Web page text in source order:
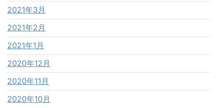
2021年3月
2021年2月
2021年1月
2020年12月
2020年11月
2020年10月